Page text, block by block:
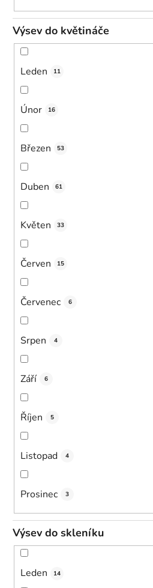
Výsev do květináče
Leden 11
Únor 16
Březen 53
Duben 61
Květen 33
Červen 15
Červenec 6
Srpen 4
Září 6
Říjen 5
Listopad 4
Prosinec 3
Výsev do skleníku
Leden 14